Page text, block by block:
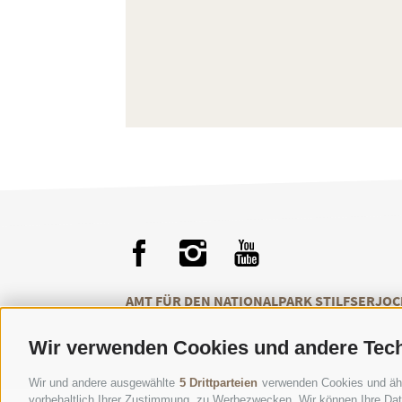
Wir verwenden Cookies und andere
Wir und andere ausgewählte 5 Drittparteien verwenden Cookies und
AMT FÜR DEN NATIONALPARK